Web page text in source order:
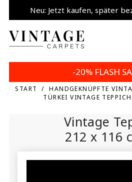
5% sparen |
Neu: Jetzt kaufen, später
-20% FLASH
START HANDGEKNÜPFTE
TÜRKEI VINTAGE
Vintage
212 x 116